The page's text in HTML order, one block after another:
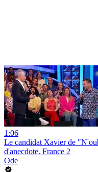
1:06
Le candidat Xavier de
d'anecdote. France 2
Ode